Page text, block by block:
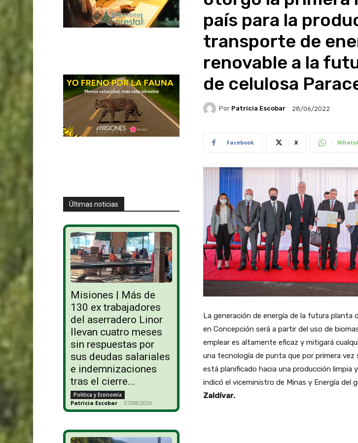
Últimas noticias
Misiones | Más de
130 ex trabajadores
del aserradero Linor
llevan cuatro meses
sin respuestas por
sus deudas salariales
e indemnizaciones
tras el cierre...
Política y Economía
Patricia Escobar - 07/08/2026
país para la
transporte de
renovable a la
de celulosa
Por Patricia Escobar 28/06/2022
Facebook X
La generación de energía de la futura planta
en Concepción será a partir del uso de
emplear es altamente eficaz y mitigará
una tecnología de punta que por primera vez
está planificado hacia una producción limpia
indicó el viceministro de Minas y Energía del
Zaldívar.